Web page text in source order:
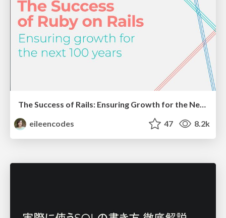
The Success of Rails: Ensuring Growth for the Next 100 Years
eileencodes
47 8.2k